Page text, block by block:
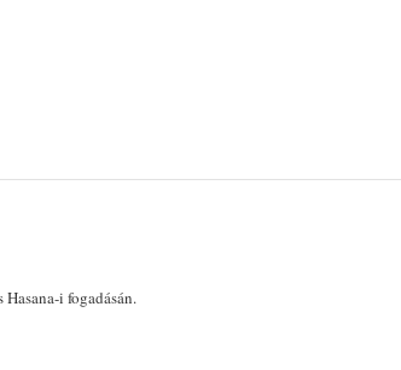
i fogadásán.